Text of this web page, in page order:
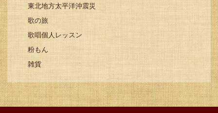
東北地方太平洋沖震災
歌の旅
歌唱個人レッスン
粉もん
雑貨